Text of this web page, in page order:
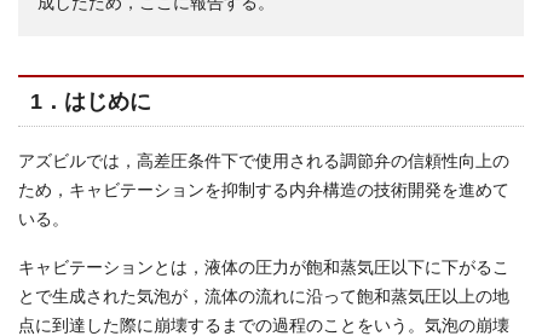
1．はじめに
アズビルでは，高差圧条件下で使用される調節弁の信頼性向上の
ため，キャビテーションを抑制する内弁構造の技術開発を進めて
いる。
キャビテーションとは，液体の圧力が飽和蒸気圧以下に下がるこ
とで生成された気泡が，流体の流れに沿って飽和蒸気圧以上の地
点に到達した際に崩壊するまでの過程のことをいう。気泡の崩壊